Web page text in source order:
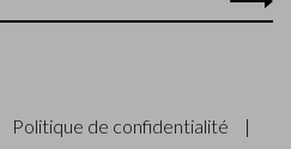
Politique de confidentialité
|